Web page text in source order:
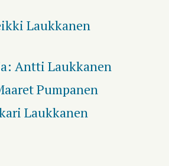
Laukkanen
Antti Laukkanen
Pumpanen
Laukkanen